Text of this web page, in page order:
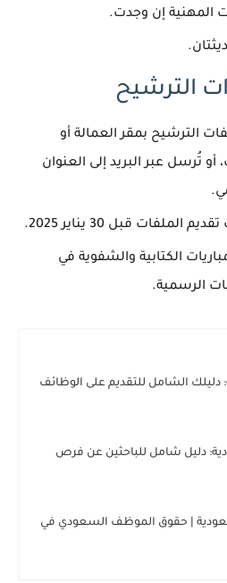
المهنية إن وجدت.
الترشيح
الترشيح بمقر العمالة أو
أو تُرسل عبر البريد إلى العنوان
الملفات قبل 30 يناير 2025.
الكتابية والشفوية في
الرسمية.
دليلك الشامل للتقديم على الوظائف
دليل شامل للباحثين عن فرص
| حقوق الموظف السعودي في